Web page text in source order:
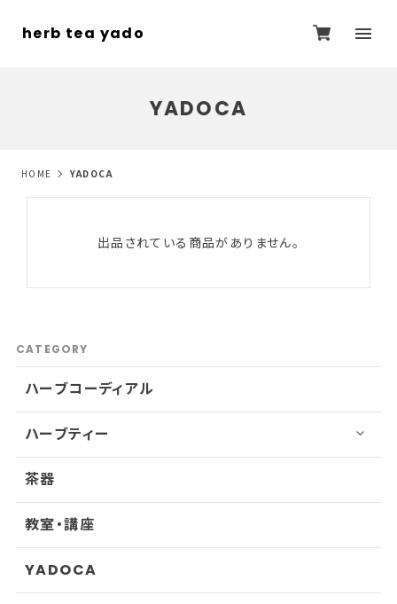
herb tea yado
YADOCA
HOME YADOCA
出品されている商品がありません。
CATEGORY
ハーブコーディアル
ハーブティー
茶器
教室・講座
YADOCA